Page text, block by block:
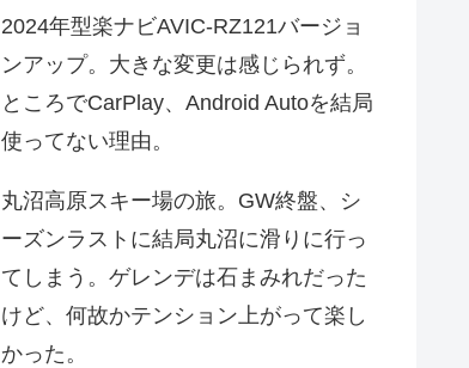
2024年型楽ナビAVIC-RZ121バージョ
ンアップ。大きな変更は感じられず。
ところでCarPlay、Android Autoを結局
使ってない理由。
丸沼高原スキー場の旅。GW終盤、シ
ーズンラストに結局丸沼に滑りに行っ
てしまう。ゲレンデは石まみれだった
けど、何故かテンション上がって楽し
かった。